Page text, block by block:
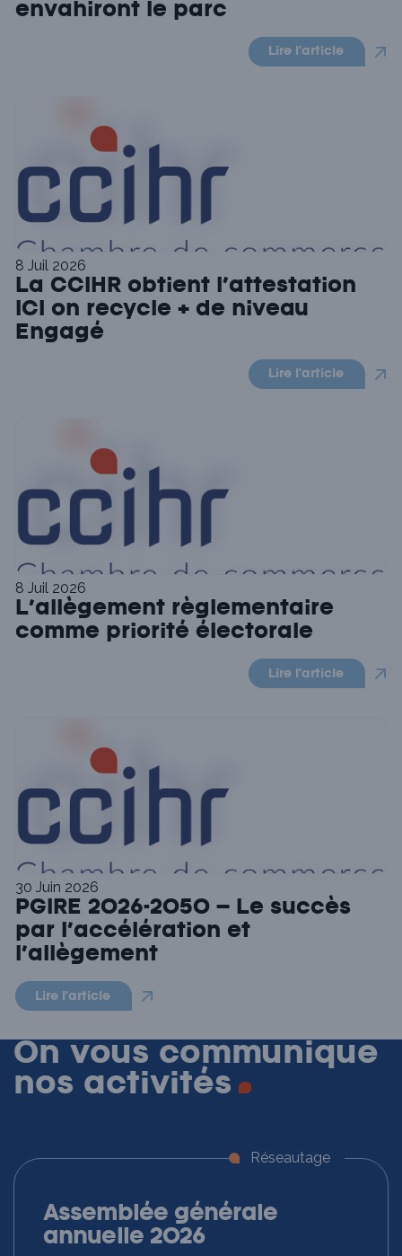
envahiront le parc
Lire l'article
8 Juil 2026
La CCIHR obtient l’attestation
ICI on recycle + de niveau
Engagé
Lire l'article
8 Juil 2026
L’allègement règlementaire
comme priorité électorale
Lire l'article
30 Juin 2026
PGIRE 2026-2050 – Le succès
par l’accélération et
l’allègement
Lire l'article
On vous communique
nos activités
Réseautage
Assemblée générale
annuelle 2026